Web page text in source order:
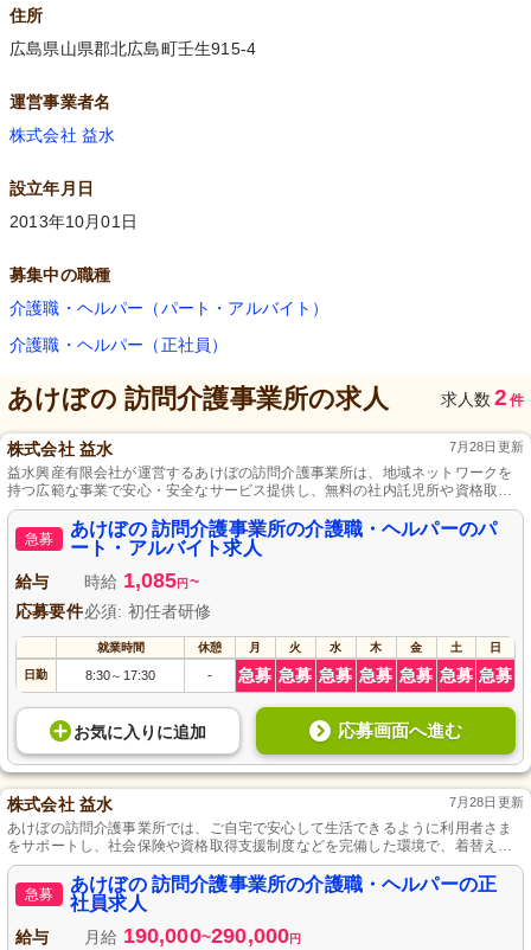
住所
広島県山県郡北広島町壬生915-4
運営事業者名
株式会社 益水
設立年月日
2013年10月01日
募集中の職種
介護職・ヘルパー（パート・アルバイト）
介護職・ヘルパー（正社員）
あけぼの 訪問介護事業所の求人 求人数 2 件
株式会社 益水 7月28日更新
益水興産有限会社が運営するあけぼの訪問介護事業所は、地域ネットワークを
持つ広範な事業で安心・安全なサービス提供し、無料の社内託児所や資格取得
支援制度を完備した働きやすい環境を提供します。
急募
あけぼの 訪問介護事業所の介護職・ヘルパーのパ
ート・アルバイト求人
給与 時給 1,085円 ~
応募要件必須: 初任者研修
就業時間 休憩 月 火 水 木 金 土 日
日勤 8:30～ 17:30 - 急募 急募 急募 急募 急募 急募 急募
お気に入り に追加 応募画面へ進む
株式会社 益水 7月28日更新
あけぼの訪問介護事業所では、ご自宅で安心して生活できるように利用者さま
をサポートし、社会保険や資格取得支援制度などを完備した環境で、着替えや
入浴、排泄の介助などの介護職募集しています。
急募
あけぼの 訪問介護事業所の介護職・ヘルパーの正
社員求人
給与 月給 190,000~290,000円